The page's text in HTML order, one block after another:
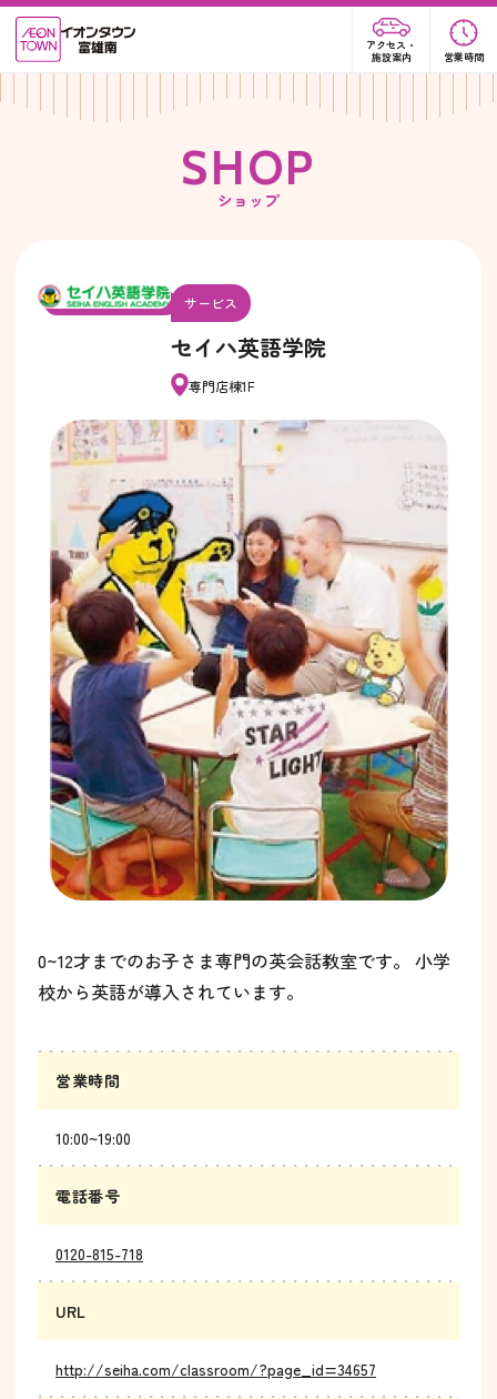
アクセス・
施設案内
営業時間
SHOP
ショップ
サービス
セイハ英語学院
専門店棟1F
0~12才までのお子さま専門の英会話教室です。 小学
校から英語が導入されています。
営業時間
10:00~19:00
電話番号
0120-815-718
URL
http://seiha.com/classroom/?page_id=34657